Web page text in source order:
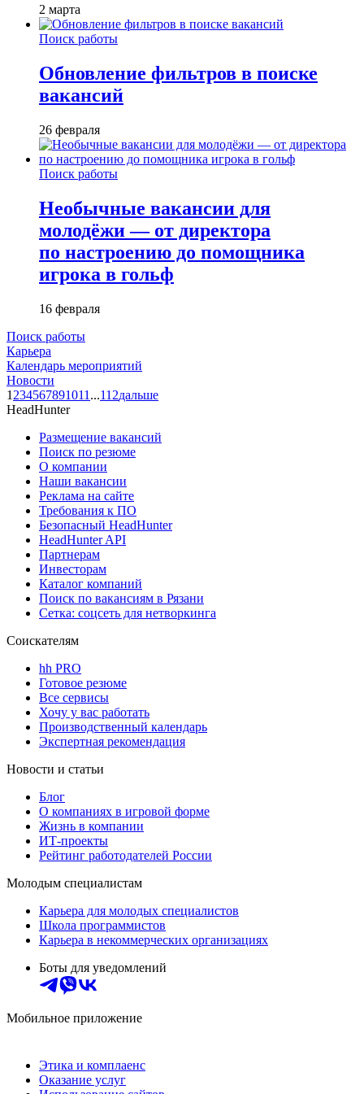
2 марта
Поиск работы
Обновление фильтров в поиске
вакансий
26 февраля
Поиск работы
Необычные вакансии для
молодёжи — от директора
по настроению до помощника
игрока в гольф
16 февраля
Поиск работы
Карьера
Календарь мероприятий
Новости
1 234567891011 ...112дальше
HeadHunter
Размещение вакансий
Поиск по резюме
О компании
Наши вакансии
Реклама на сайте
Требования к ПО
Безопасный HeadHunter
HeadHunter API
Партнерам
Инвесторам
Каталог компаний
Поиск по вакансиям в Рязани
Сетка: соцсеть для нетворкинга
Соискателям
hh PRO
Готовое резюме
Все сервисы
Хочу у вас работать
Производственный календарь
Экспертная рекомендация
Новости и статьи
Блог
О компаниях в игровой форме
Жизнь в компании
ИТ-проекты
Рейтинг работодателей России
Молодым специалистам
Карьера для молодых специалистов
Школа программистов
Карьера в некоммерческих организациях
Боты для уведомлений
Мобильное приложение
Этика и комплаенс
Оказание услуг